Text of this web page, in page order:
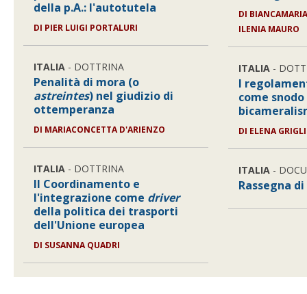
della p.A.: l'autotutela
DI PIER LUIGI PORTALURI
ITALIA - DOTTRINA
Penalità di mora (o
astreintes) nel giudizio di
ottemperanza
DI MARIACONCETTA D'ARIENZO
ITALIA - DOTTRINA
Il Coordinamento e
l'integrazione come driver
della politica dei trasporti
dell'Unione europea
DI SUSANNA QUADRI
DI
ILENIA MAURO
ITALIA -
I
come
DI ELENA
ITALIA -
Rassegna